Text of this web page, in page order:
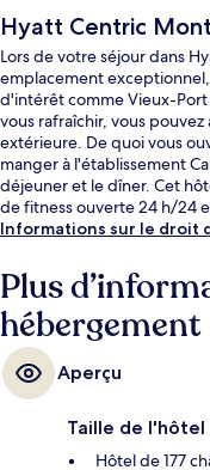
Hyatt Centric
Lors de votre séjour dans
emplacement
d'intérêt comme Vieux-
vous rafraîchir, vous
extérieure. De quoi vous
manger à l'établissement
déjeuner et le dîner. Cet
de fitness ouverte 24 h/24
adorent la piscine
publics : Station de métro
de métro Berri-UQAM, à 9
Informations sur le droit
Plus
hébergement
Aperçu
Taille de l'hôtel
Hôtel de 177